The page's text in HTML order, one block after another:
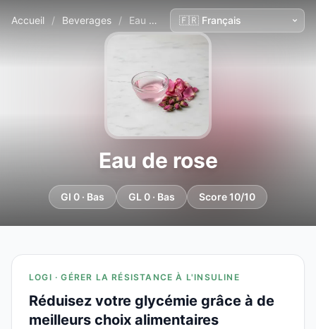
Accueil / Beverages / Eau de rose
Eau de rose
GI 0 · Bas GL 0 · Bas Score 10/10
LOGI · GÉRER LA RÉSISTANCE À L'INSULINE
Réduisez votre glycémie grâce à de
meilleurs choix alimentaires